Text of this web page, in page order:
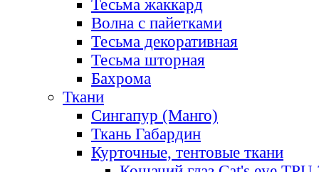
Тесьма жаккард
Волна с пайетками
Тесьма декоративная
Тесьма шторная
Бахрома
Ткани
Сингапур (Манго)
Ткань Габардин
Курточные, тентовые ткани